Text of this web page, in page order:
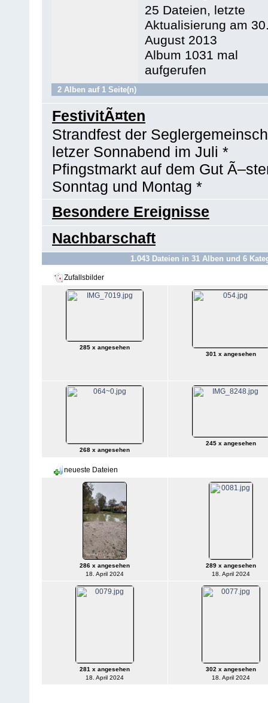
25 Dateien, letzte
Aktualisierung am
August 2013
Album 1031 mal
aufgerufen
2 Alben auf 1 Seite(n)
FestivitÃ¤ten
Strandfest der
letzer Sonnabend im Juli *
Pfingstmarkt auf dem Gut
Sonntag und Montag *
Besondere Ereignisse
Nachbarschaft
1.043 Dateien in 31 Alben und 6
Zufallsbilder
285 x angesehen
301 x angesehen
268 x angesehen
245 x angesehen
neueste Dateien
286 x angesehen
18. April 2024
289 x angesehen
18. April 2024
281 x angesehen
18. April 2024
302 x angesehen
18. April 2024